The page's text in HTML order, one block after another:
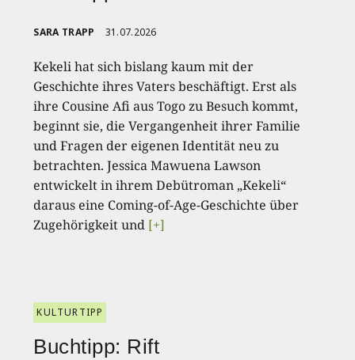
SARA TRAPP 31.07.2026
Kekeli hat sich bislang kaum mit der
Geschichte ihres Vaters beschäftigt. Erst als
ihre Cousine Afi aus Togo zu Besuch kommt,
beginnt sie, die Vergangenheit ihrer Familie
und Fragen der eigenen Identität neu zu
betrachten. Jessica Mawuena Lawson
entwickelt in ihrem Debütroman „Kekeli“
daraus eine Coming-of-Age-Geschichte über
Zugehörigkeit und [+]
KULTURTIPP
Buchtipp: Rift